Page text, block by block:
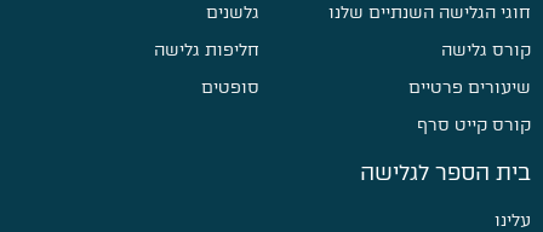
חוגי הגלישה השנתיים שלנו
קורס גלישה
שיעורים פרטיים
קורס קייט סרף
גלשנים
חליפות גלישה
סופטים
בית הספר לגלישה
עלינו